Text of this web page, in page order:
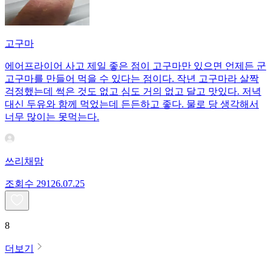
고구마
에어프라이어 사고 제일 좋은 점이 고구마만 있으면 언제든 군
고구마를 만들어 먹을 수 있다는 점이다. 작년 고구마라 살짝
걱정했는데 썩은 것도 없고 심도 거의 없고 달고 맛있다. 저녁
대신 두유와 함께 먹었는데 든든하고 좋다. 물로 당 생각해서
너무 많이는 못먹는다.
쓰리채맘
조회수 291 26.07.25
8
더보기